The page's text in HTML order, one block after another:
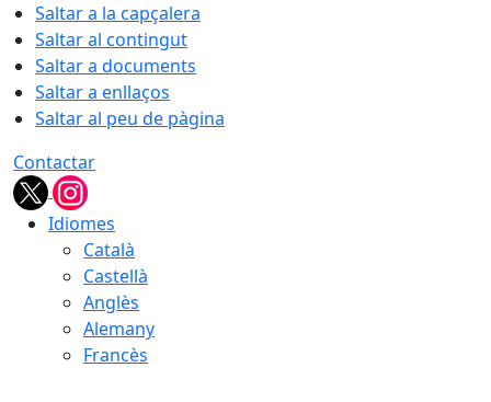
Saltar a la capçalera
Saltar al contingut
Saltar a documents
Saltar a enllaços
Saltar al peu de pàgina
Contactar
Idiomes
Català
Castellà
Anglès
Alemany
Francès